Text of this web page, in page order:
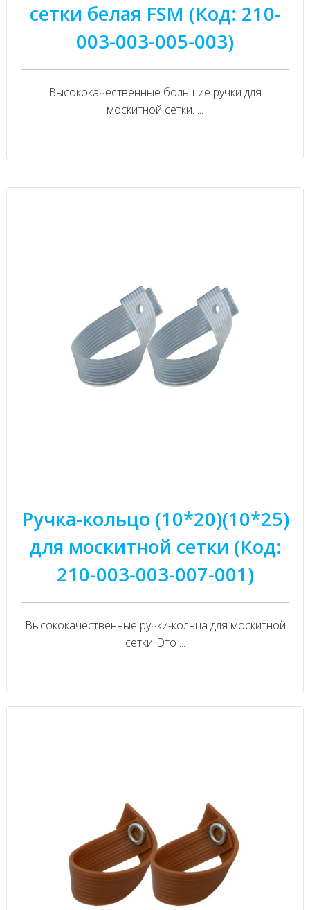
сетки белая FSM (Код: 210-
003-003-005-003)
Высококачественные большие ручки для
москитной сетки. ...
Ручка-кольцо (10*20)(10*25)
для москитной сетки (Код:
210-003-003-007-001)
Высококачественные ручки-кольца для москитной
сетки. Это ...